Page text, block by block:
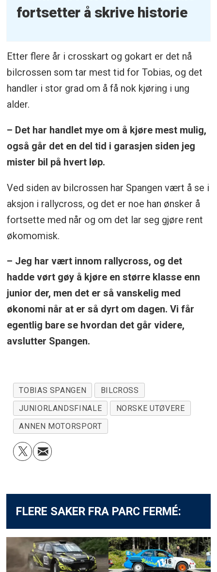
fortsetter å skrive historie
Etter flere år i crosskart og gokart er det nå
bilcrossen som tar mest tid for Tobias, og det
handler i stor grad om å få nok kjøring i ung
alder.
– Det har handlet mye om å kjøre mest mulig,
også går det en del tid i garasjen siden jeg
mister bil på hvert løp.
Ved siden av bilcrossen har Spangen vært å se i
aksjon i rallycross, og det er noe han ønsker å
fortsette med når og om det lar seg gjøre rent
økomomisk.
– Jeg har vært innom rallycross, og det
hadde vørt gøy å kjøre en større klasse enn
junior der, men det er så vanskelig med
økonomi når at er så dyrt om dagen. Vi får
egentlig bare se hvordan det går videre,
avslutter Spangen.
TOBIAS SPANGEN
BILCROSS
JUNIORLANDSFINALE
NORSKE UTØVERE
ANNEN MOTORSPORT
FLERE SAKER FRA PARC FERMÉ: